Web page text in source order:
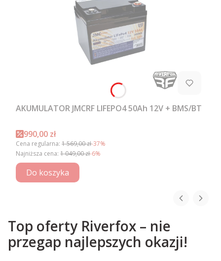
AKUMULATOR JMCRF LIFEPO4 50Ah 12V + BMS/BT
Cena promocyjna
990,00 zł
Cena regularna: 1 569,00 zł-37%
Najniższa cena: 1 049,00 zł-6%
Do koszyka
Top oferty Riverfox – nie
przegap najlepszych okazji!